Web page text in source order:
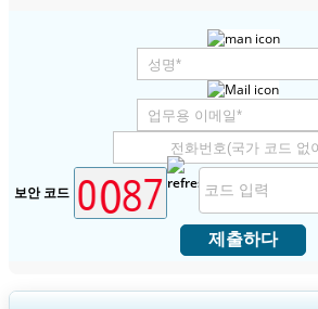
보안 코드
제출하다